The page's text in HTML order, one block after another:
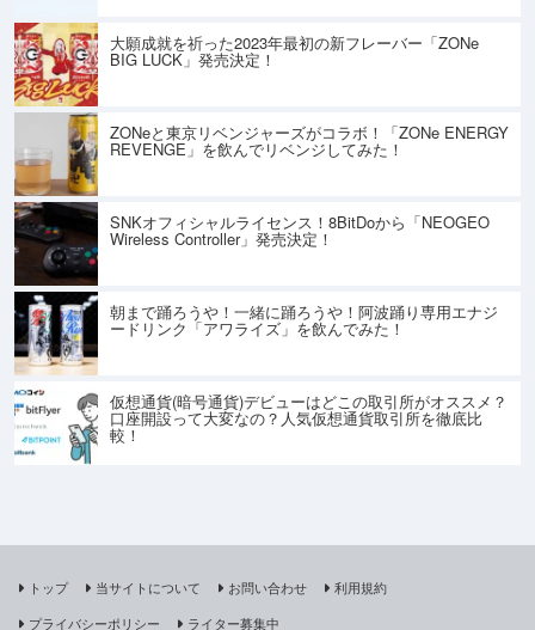
大願成就を祈った2023年最初の新フレーバー「ZONe
BIG LUCK」発売決定！
ZONeと東京リベンジャーズがコラボ！「ZONe ENERGY
REVENGE」を飲んでリベンジしてみた！
SNKオフィシャルライセンス！8BitDoから「NEOGEO
Wireless Controller」発売決定！
朝まで踊ろうや！一緒に踊ろうや！阿波踊り専用エナジ
ードリンク「アワライズ」を飲んでみた！
仮想通貨(暗号通貨)デビューはどこの取引所がオススメ？
口座開設って大変なの？人気仮想通貨取引所を徹底比
較！
トップ 当サイトについて お問い合わせ
利用規約
プライバシーポリシー
ライター募集中